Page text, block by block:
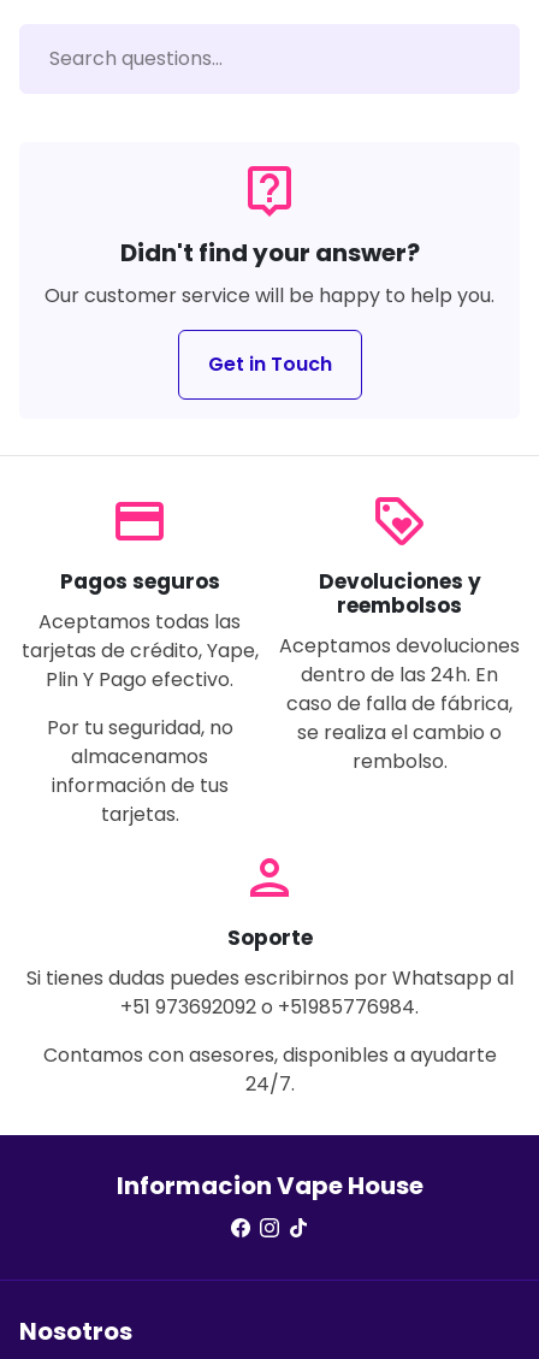
live_help
Didn't find your answer?
Our customer service will be happy to help you.
Get in Touch
payment
Pagos seguros
Aceptamos todas las
tarjetas de crédito, Yape,
Plin Y Pago efectivo.
Por tu seguridad, no
almacenamos
información de tus
tarjetas.
loyalty
Devoluciones y
reembolsos
Aceptamos devoluciones
dentro de las 24h. En
caso de falla de fábrica,
se realiza el cambio o
rembolso.
person
Soporte
Si tienes dudas puedes escribirnos por Whatsapp al
+51 973692092 o +51985776984.
Contamos con asesores, disponibles a ayudarte
24/7.
Informacion Vape House
Nosotros